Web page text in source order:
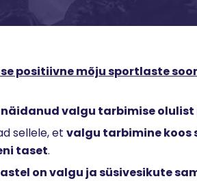
positiivne mõju sportlaste
näidanud valgu tarbimise
sellele, et valgu tarbimine koos
taset.
on valgu ja süsivesikute